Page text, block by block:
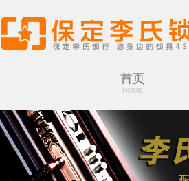
首页
HOME